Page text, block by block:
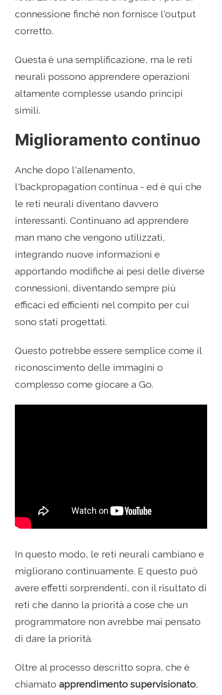
connessione finché non fornisce l'output
corretto.
Questa è una semplificazione, ma le reti
neurali possono apprendere operazioni
altamente complesse usando principi
simili.
Miglioramento continuo
Anche dopo l'allenamento,
l'backpropagation continua - ed è qui che
le reti neurali diventano davvero
interessanti. Continuano ad apprendere
man mano che vengono utilizzati,
integrando nuove informazioni e
apportando modifiche ai pesi delle diverse
connessioni, diventando sempre più
efficaci ed efficienti nel compito per cui
sono stati progettati.
Questo potrebbe essere semplice come il
riconoscimento delle immagini o
complesso come giocare a Go.
In questo modo, le reti neurali cambiano e
migliorano continuamente. E questo può
avere effetti sorprendenti, con il risultato di
reti che danno la priorità a cose che un
programmatore non avrebbe mai pensato
di dare la priorità.
Oltre al processo descritto sopra, che è
chiamato apprendimento supervisionato,